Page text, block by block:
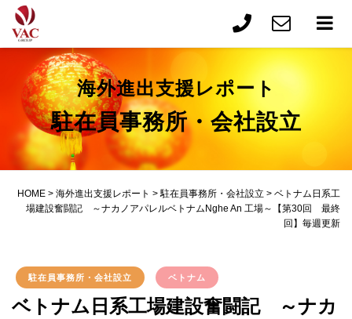
海外進出支援レポート
駐在員事務所・会社設立
HOME > 海外進出支援レポート >駐在員事務所・会社設立 > ベトナム日系工
場建設奮闘記 ～ナカノアパレルベトナムNghe An 工場～【第30回 最終
回】毎週更新
駐在員事務所・会社設立 ベトナム
ベトナム日系工場建設奮闘記 ～ナカ